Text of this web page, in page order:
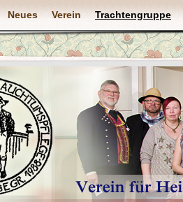
Neues Verein Trachtengruppe